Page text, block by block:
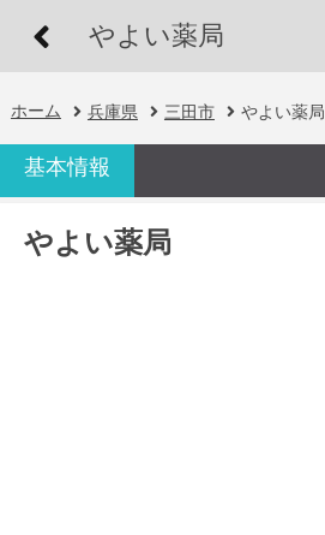
やよい薬局
ホーム 兵庫県 三田市 やよい薬局
基本情報
やよい薬局